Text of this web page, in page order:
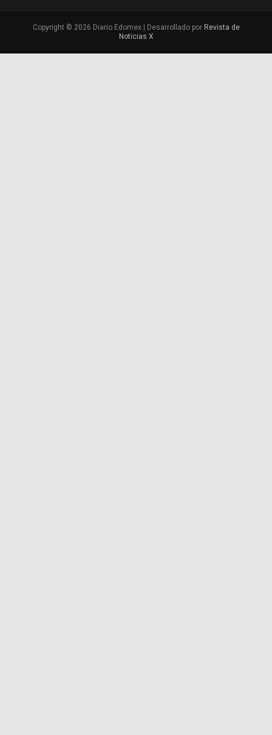
Copyright © 2026 Diario Edomex | Desarrollado por Revista de
Noticias X